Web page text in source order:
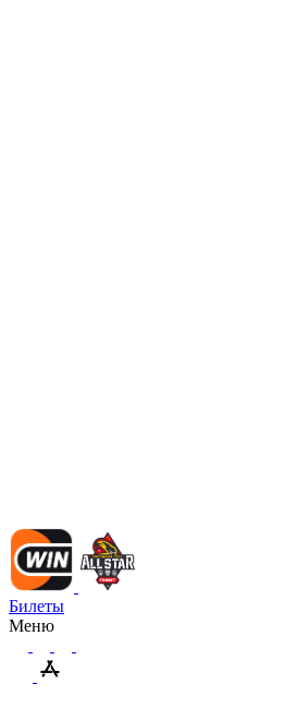
Билеты
Меню